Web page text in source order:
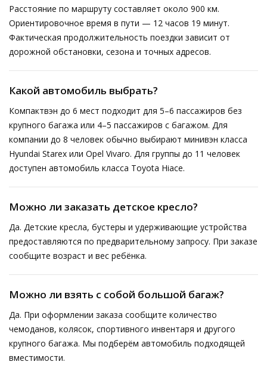
Расстояние по маршруту составляет около 900 км.
Ориентировочное время в пути — 12 часов 19 минут.
Фактическая продолжительность поездки зависит от
дорожной обстановки, сезона и точных адресов.
Какой автомобиль выбрать?
Компактвэн до 6 мест подходит для 5–6 пассажиров без
крупного багажа или 4–5 пассажиров с багажом. Для
компании до 8 человек обычно выбирают минивэн класса
Hyundai Starex или Opel Vivaro. Для группы до 11 человек
доступен автомобиль класса Toyota Hiace.
Можно ли заказать детское кресло?
Да. Детские кресла, бустеры и удерживающие устройства
предоставляются по предварительному запросу. При заказе
сообщите возраст и вес ребёнка.
Можно ли взять с собой большой багаж?
Да. При оформлении заказа сообщите количество
чемоданов, колясок, спортивного инвентаря и другого
крупного багажа. Мы подберём автомобиль подходящей
вместимости.